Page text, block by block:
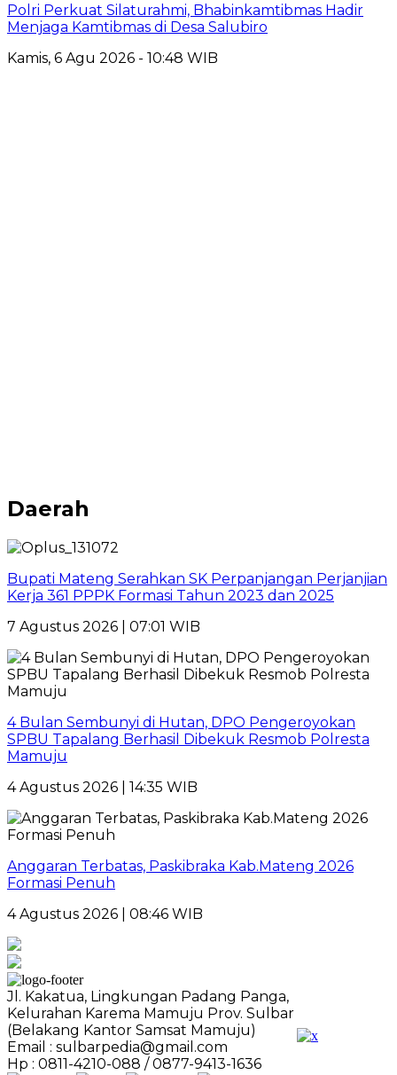
Polri Perkuat Silaturahmi, Bhabinkamtibmas Hadir
Menjaga Kamtibmas di Desa Salubiro
Kamis, 6 Agu 2026 - 10:48 WIB
Daerah
Bupati Mateng Serahkan SK Perpanjangan Perjanjian
Kerja 361 PPPK Formasi Tahun 2023 dan 2025
7 Agustus 2026 | 07:01 WIB
4 Bulan Sembunyi di Hutan, DPO Pengeroyokan
SPBU Tapalang Berhasil Dibekuk Resmob Polresta
Mamuju
4 Agustus 2026 | 14:35 WIB
Anggaran Terbatas, Paskibraka Kab.Mateng 2026
Formasi Penuh
4 Agustus 2026 | 08:46 WIB
Jl. Kakatua, Lingkungan Padang Panga,
Kelurahan Karema Mamuju Prov. Sulbar
(Belakang Kantor Samsat Mamuju)
Email : sulbarpedia@gmail.com
Hp : 0811-4210-088 / 0877-9413-1636